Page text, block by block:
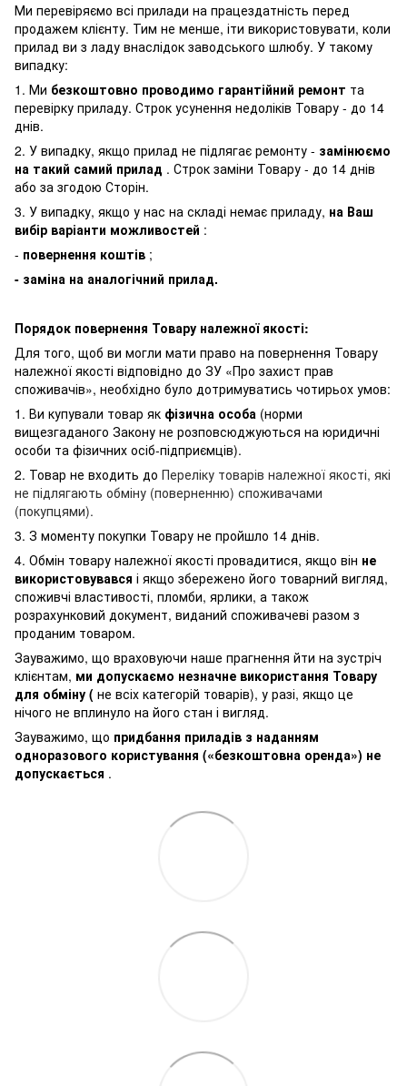
Ми перевіряємо всі прилади на працездатність перед
продажем клієнту. Тим не менше, іти використовувати, коли
прилад ви з ладу внаслідок заводського шлюбу. У такому
випадку:
1. Ми безкоштовно проводимо гарантійний ремонт та
перевірку приладу. Строк усунення недоліків Товару - до 14
днів.
2. У випадку, якщо прилад не підлягає ремонту - замінюємо
на такий самий прилад . Строк заміни Товару - до 14 днів
або за згодою Сторін.
3. У випадку, якщо у нас на складі немає приладу, на Ваш
вибір варіанти можливостей :
- повернення коштів ;
- заміна на аналогічний прилад.
Порядок повернення Товару належної якості:
Для того, щоб ви могли мати право на повернення Товару
належної якості відповідно до ЗУ «Про захист прав
споживачів», необхідно було дотримуватись чотирьох умов:
1. Ви купували товар як фізична особа (норми
вищезгаданого Закону не розповсюджуються на юридичні
особи та фізичних осіб-підприємців).
2. Товар не входить до Переліку товарів належної якості, які
не підлягають обміну (поверненню) споживачами
(покупцями).
3. З моменту покупки Товару не пройшло 14 днів.
4. Обмін товару належної якості провадитися, якщо він не
використовувався і якщо збережено його товарний вигляд,
споживчі властивості, пломби, ярлики, а також
розрахунковий документ, виданий споживачеві разом з
проданим товаром.
Зауважимо, що враховуючи наше прагнення йти на зустріч
клієнтам, ми допускаємо незначне використання Товару
для обміну ( не всіх категорій товарів), у разі, якщо це
нічого не вплинуло на його стан і вигляд.
Зауважимо, що придбання приладів з наданням
одноразового користування («безкоштовна оренда») не
допускається .